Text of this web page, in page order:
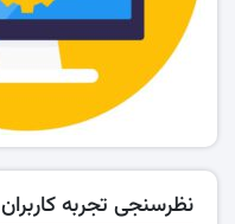
نظرسنجی تجربه کاربران